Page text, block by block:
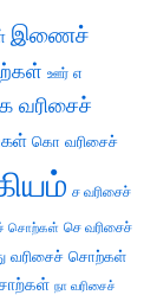
இணைச்
ஊர் எ
க வரிசைச்
கொ வரிசைச்
ச வரிசைச்
சொற்கள் செ வரிசைச்
வரிசைச் சொற்கள்
நா வரிசைச்